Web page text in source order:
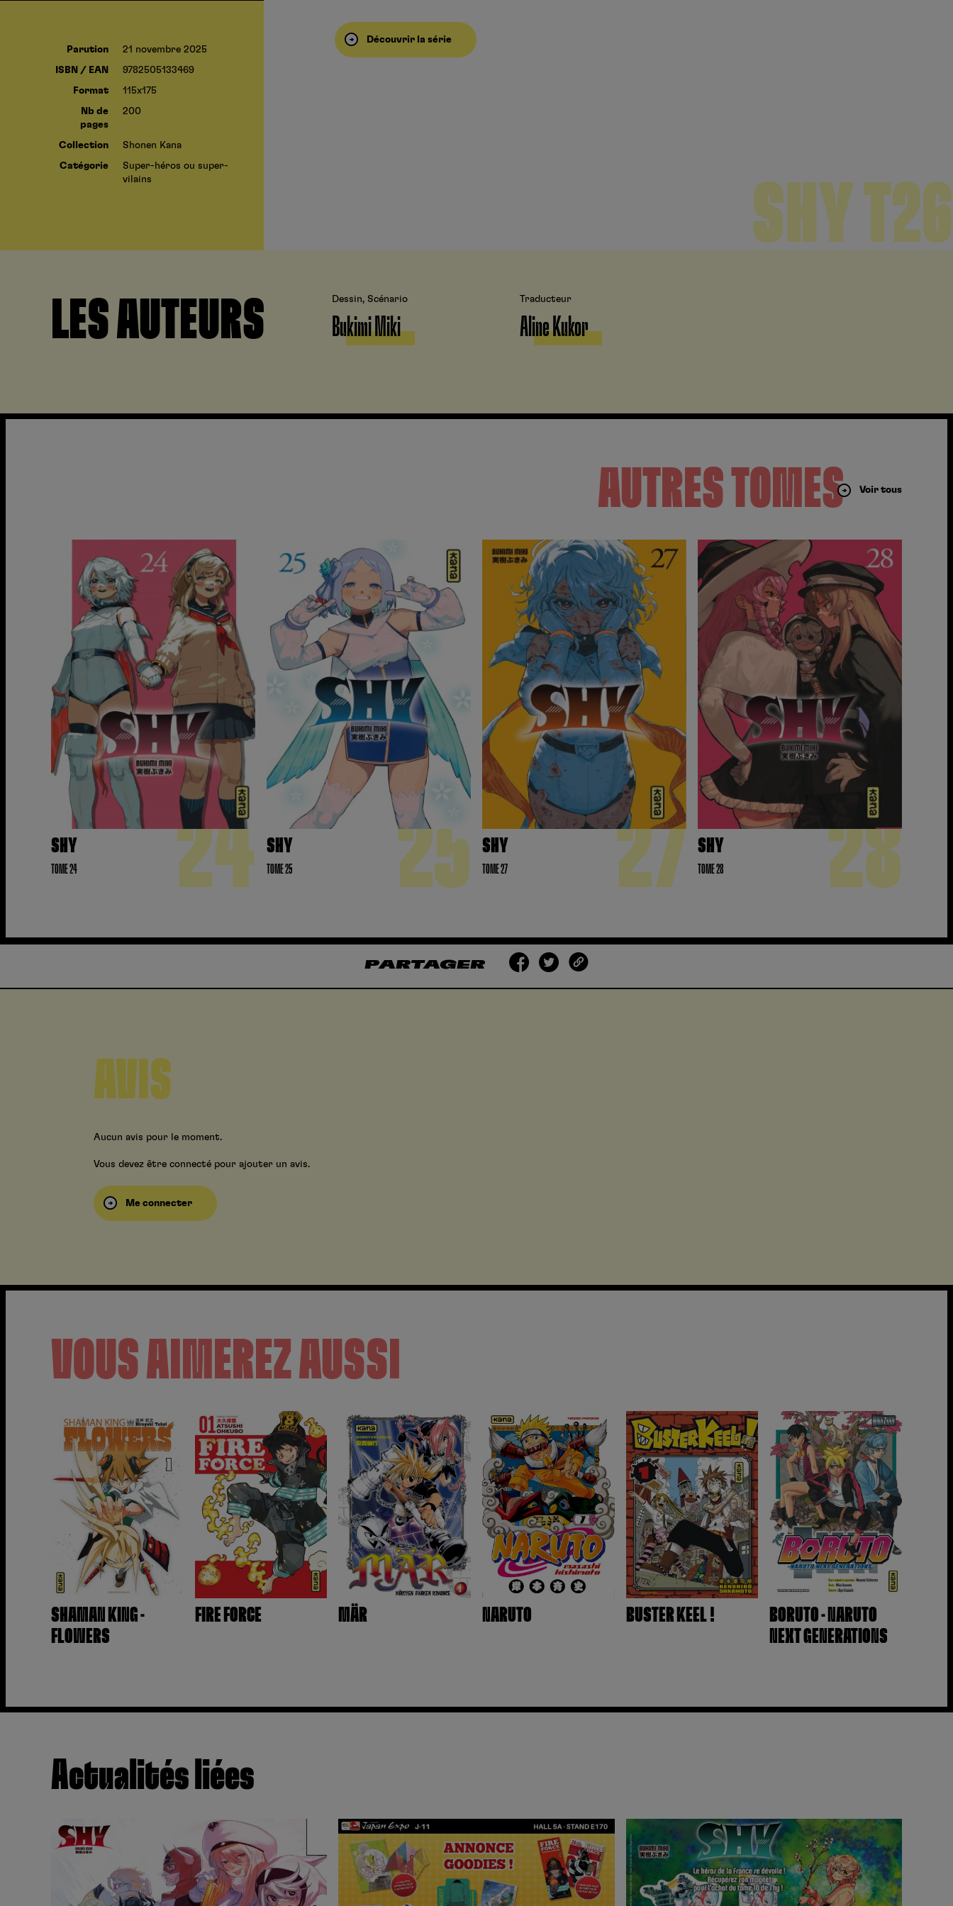
Parution 21 novembre 2025
ISBN / EAN 9782505133469
Format 115x175
Nb de
pages
200
Collection Shonen Kana
Catégorie
Super-héros ou super-
vilains
Découvrir la série
SHY T26
LES AUTEURS Dessin, Scénario
Bukimi Miki
Traducteur
Aline Kukor
AUTRES TOMES Voir tous
SHY
TOME 24 24 SHY
TOME 25 25 SHY
TOME 27 27 SHY
TOME 28 28
PARTAGER
AVIS
Aucun avis pour le moment.
Vous devez être connecté pour ajouter un avis.
Me connecter
VOUS AIMEREZ AUSSI
SHAMAN KING -
FLOWERS
FIRE FORCE MÄR NARUTO BUSTER KEEL !
BORUTO - NARUTO
NEXT GENERATIONS
Actualités liées